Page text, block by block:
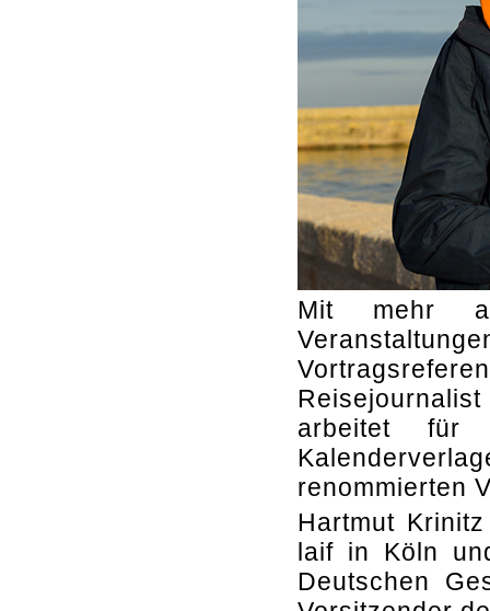
Mit mehr
arbeitet für
renommierten
Hartmut
laif in Köln
Deutschen